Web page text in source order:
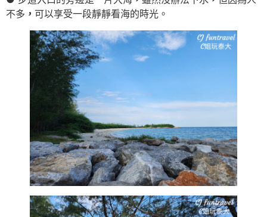
不多 ， 可以享受一段靜靜看海的時光。